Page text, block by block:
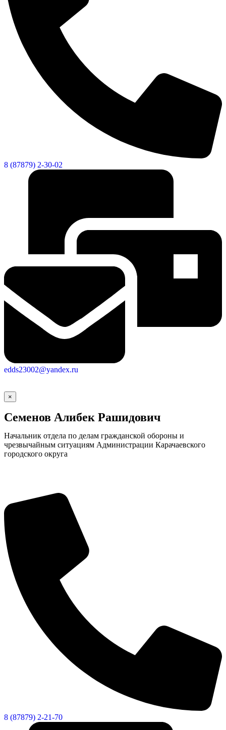
8 (87879) 2-30-02
edds23002@yandex.ru
×
Семенов Алибек Рашидович
Начальник отдела по делам гражданской обороны и
чрезвычайным ситуациям Администрации Карачаевского
городского округа
8 (87879) 2-21-70